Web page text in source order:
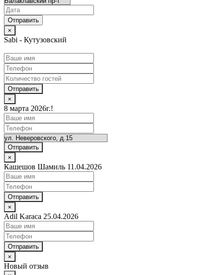
×
Sabi - Кутузовский
Отправить
×
8 марта 2026г.!
Отправить
×
Кашешов Шамиль 11.04.2026
Отправить
×
Adil Karaca 25.04.2026
Отправить
×
Новый отзыв